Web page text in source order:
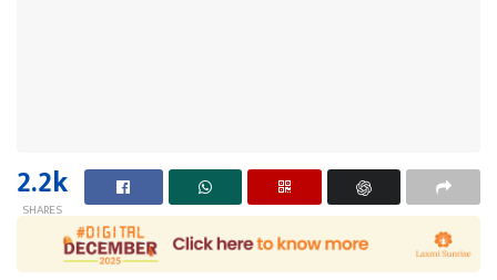
2.2k
SHARES